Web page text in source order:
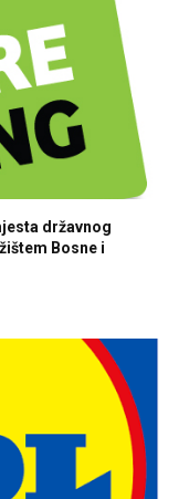
državnog
Bosne i